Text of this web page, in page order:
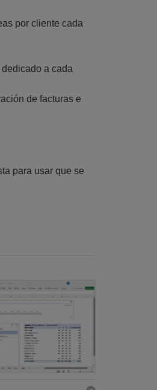
por cliente cada
a cada
de facturas e
para usar que se